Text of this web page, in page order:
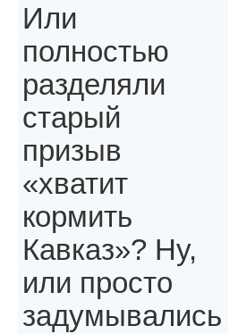
Или
полностью
разделяли
старый
призыв
«хватит
кормить
Кавказ»? Ну,
или просто
задумывались